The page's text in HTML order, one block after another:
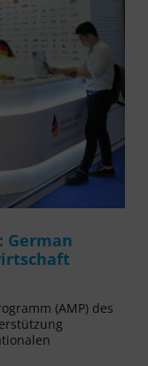
German
(AMP) des